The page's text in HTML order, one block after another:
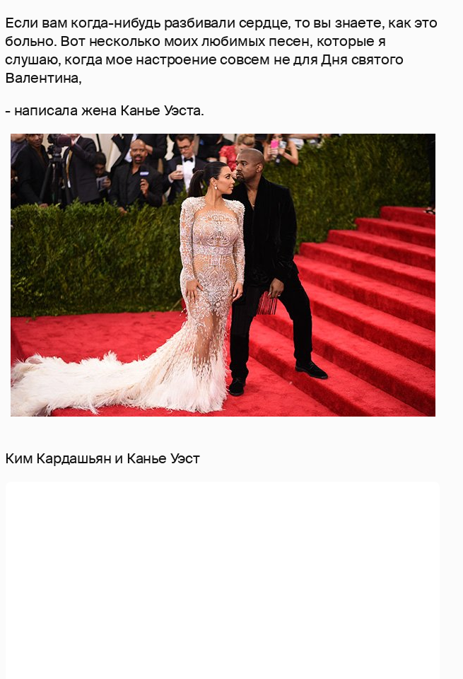
Если вам когда-нибудь разбивали сердце, то вы знаете, как это
больно. Вот несколько моих любимых песен, которые я
слушаю, когда мое настроение совсем не для Дня святого
Валентина,
- написала жена Канье Уэста.
Ким Кардашьян и Канье Уэст